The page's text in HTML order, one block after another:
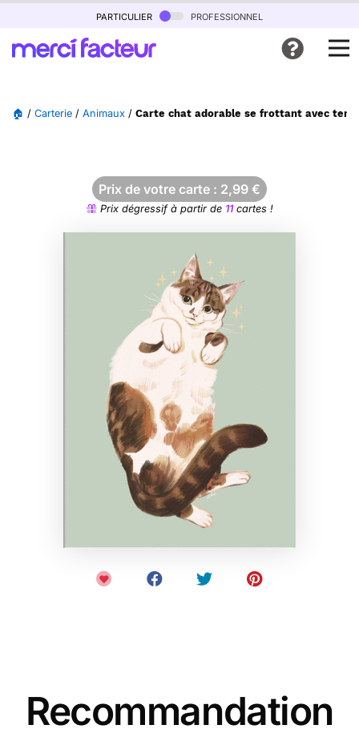
particulier professionnel
🏠 / Carterie / Animaux / Carte chat adorable se frottant avec
Prix de votre carte : 2,99 €
Prix dégressif à partir de 11cartes !
Recommandation